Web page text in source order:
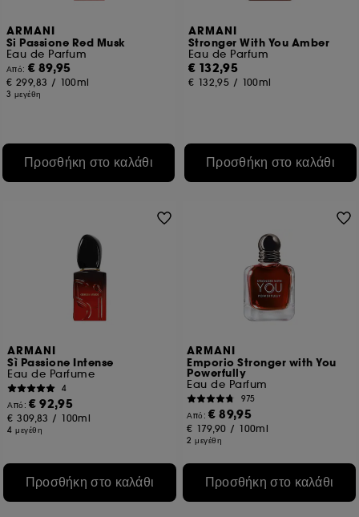
ARMANI
Si Passione Red Musk
Eau de Parfum
Από: € 89,95
€ 299,83 / 100ml
3 μεγέθη
Προσθήκη στο καλάθι
ARMANI
Stronger With You Amber
Eau de Parfum
€ 132,95
€ 132,95 / 100ml
Προσθήκη στο καλάθι
ARMANI
Sì Passione Intense
Eau de Parfume
4
Από:€ 92,95
€ 309,83 / 100ml
4 μεγέθη
Προσθήκη στο καλάθι
ARMANI
Emporio Stronger with You
Powerfully
Eau de Parfum
975
Από:€ 89,95
€ 179,90 / 100ml
2 μεγέθη
Προσθήκη στο καλάθι
την κλοπή ταυτότητας.
Εκτός από τα τεχνικά cookies, η εφαρμογή των
υπόλοιπων ιχνηλατών απαιτεί τη συγκατάθεσή σας.
Μπορείτε να προσαρμόσετε τις επιλογές σας σχετικά με την
στιγμή. Αν θέλετε περισσότερες πληροφορίες σχετικά με τα
cookies που χρησιμοποιούνται, κάντε κλικ εδώ .